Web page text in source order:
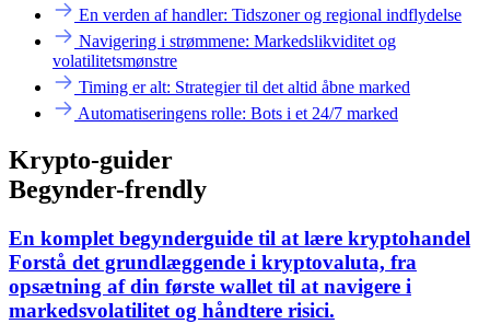
En verden af handler: Tidszoner og regional indflydelse
Navigering i strømmene: Markedslikviditet og
volatilitetsmønstre
Timing er alt: Strategier til det altid åbne marked
Automatiseringens rolle: Bots i et 24/7 marked
Krypto-guider
Begynder-frendly
En komplet begynderguide til at lære kryptohandel
Forstå det grundlæggende i kryptovaluta, fra
opsætning af din første wallet til at navigere i
markedsvolatilitet og håndtere risici.